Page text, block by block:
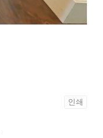
인쇄